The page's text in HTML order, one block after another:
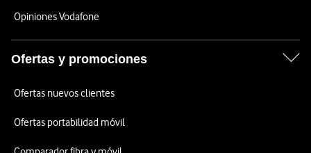
Opiniones Vodafone
Ofertas y promociones
Ofertas nuevos clientes
Ofertas portabilidad móvil